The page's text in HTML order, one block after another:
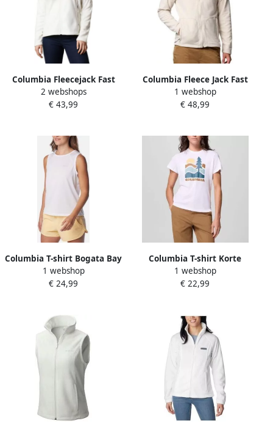
Columbia Fleecejack Fast
Trek™ II Jacket
2 webshops
€ 43,99
Columbia Fleece Jack Fast
Trek Light
1 webshop
€ 48,99
Columbia T-shirt Bogata Bay
Tank
1 webshop
€ 24,99
Columbia T-shirt Korte
Mouw Ruby Springs
Graphic Fit
1 webshop
€ 22,99